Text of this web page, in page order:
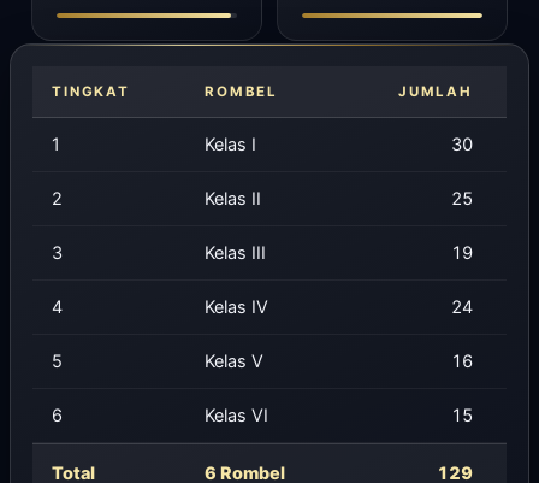
TINGKAT ROMBEL JUMLAH
1 Kelas I 30
2 Kelas II 25
3 Kelas III 19
4 Kelas IV 24
5 Kelas V 16
6 Kelas VI 15
Total 6 Rombel 129